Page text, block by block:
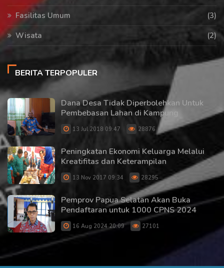
Fasilitas Umum
(3)
Wisata
(2)
BERITA TERPOPULER
Dana Desa Tidak Diperbolehkan Untuk
Pembebasan Lahan di Kampung
13 Jul 2018 09:47 28876
Peningkatan Ekonomi Keluarga Melalui
Kreatifitas dan Keterampilan
13 Nov 2017 09:34 28295
Pemprov Papua Selatan Akan Buka
Pendaftaran untuk 1000 CPNS 2024
16 Aug 2024 20:09 27101